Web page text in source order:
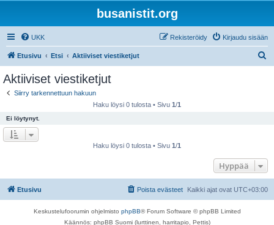
busanistit.org
UKK Kirjaudu sisään
Rekisteröidy
Etusivu Etsi Aktiiviset viestiketjut
Aktiiviset viestiketjut
Siirry tarkennettuun hakuun
Haku löysi 0 tulosta • Sivu 1/1
Ei löytynyt.
Haku löysi 0 tulosta • Sivu 1/1
Hyppää
Etusivu Kaikki ajat ovat UTC+03:00
Poista evästeet
Keskustelufoorumin ohjelmisto phpBB® Forum Software © phpBB Limited
Käännös: phpBB Suomi (lurttinen, harritapio, Pettis)